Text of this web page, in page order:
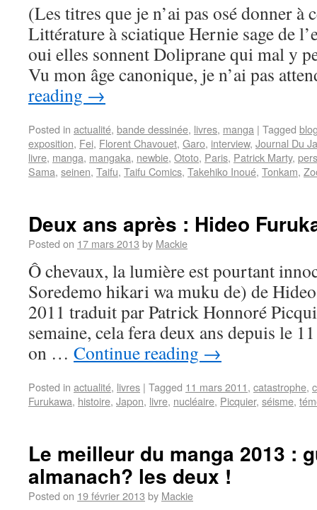
(Les titres que je n’ai pas osé donner à
Littérature à sciatique Hernie sage de
oui elles sonnent Doliprane qui mal y
Vu mon âge canonique, je n’ai pas
reading →
Posted in actualité, bande dessinée, livres, manga | Tagged
exposition, Fei, Florent Chavouet, Garo, interview, Journal Du
livre, manga, mangaka, newbie, Ototo, Paris, Patrick Marty,
Sama, seinen, Taifu, Taifu Comics, Takehiko Inoué, Tonkam,
Deux ans après : Hideo
Posted on 17 mars 2013 by Mackie
Ô chevaux, la lumière est pourtant
Soredemo hikari wa muku de) de
2011 traduit par Patrick Honnoré
semaine, cela fera deux ans depuis le
on … Continue reading →
Posted in actualité, livres | Tagged 11 mars 2011, catastrophe,
Furukawa, histoire, Japon, livre, nucléaire, Picquier, séisme,
Le meilleur du manga 2013 :
almanach? les deux !
Posted on 19 février 2013 by Mackie